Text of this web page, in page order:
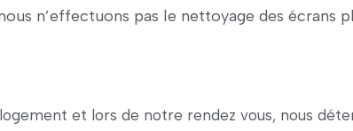
n’effectuons pas le nettoyage des écrans
et lors de notre rendez vous, nous